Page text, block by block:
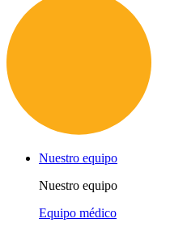
Nuestro equipo
Nuestro equipo
Equipo médico